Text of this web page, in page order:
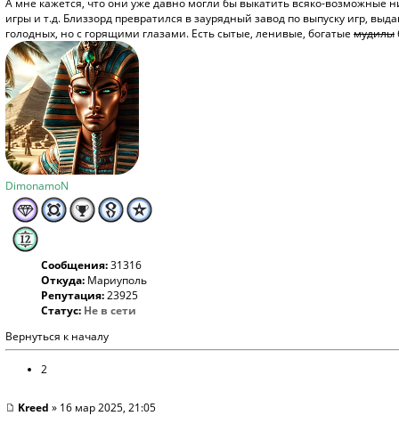
А мне кажется, что они уже давно могли бы выкатить всяко-
игры и т.д. Близзорд превратился в заурядный завод по выпуску игр,
голодных, но с горящими глазами. Есть сытые, ленивые, богатые мудилы
DimonamoN
Сообщения:31316
Откуда: Мариуполь
Репутация:23925
Статус: Не в сети
Вернуться к началу
2
Kreed » 16 мар 2025, 21:05